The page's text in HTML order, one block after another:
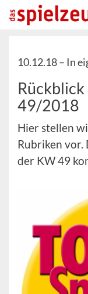
10.12.18 – In
49/2018
Hier stellen
Rubriken vor.
der KW 49